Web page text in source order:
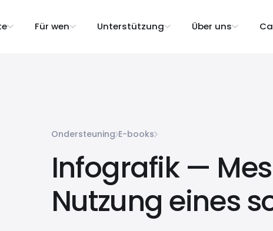
Für wen Unterstützung Über uns
Ondersteuning E-books
Infografik —
Nutzung eines